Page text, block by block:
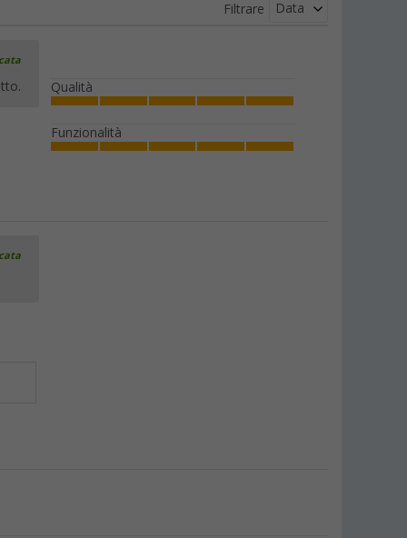
Filtrare Data
Qualità
Funzionalità